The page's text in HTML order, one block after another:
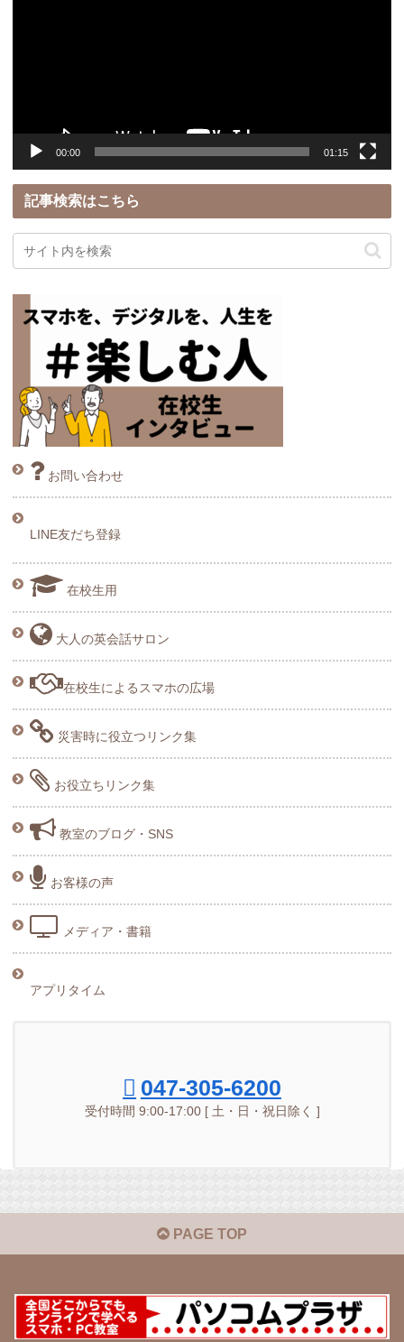
00:00 01:15
記事検索はこちら
お問い合わせ
LINE友だち登録
在校生用
大人の英会話サロン
在校生によるスマホの広場
災害時に役立つリンク集
お役立ちリンク集
教室のブログ・SNS
お客様の声
メディア・書籍
アプリタイム
047-305-6200
受付時間 9:00-17:00 [ 土・日・祝日除く ]
PAGE TOP